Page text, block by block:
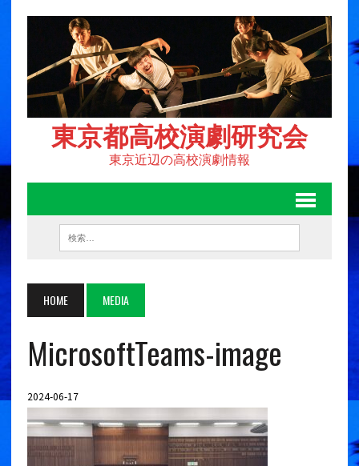
東京都高校演劇研究会
東京近辺の高校演劇情報
HOME MEDIA
MicrosoftTeams-image
2024-06-17